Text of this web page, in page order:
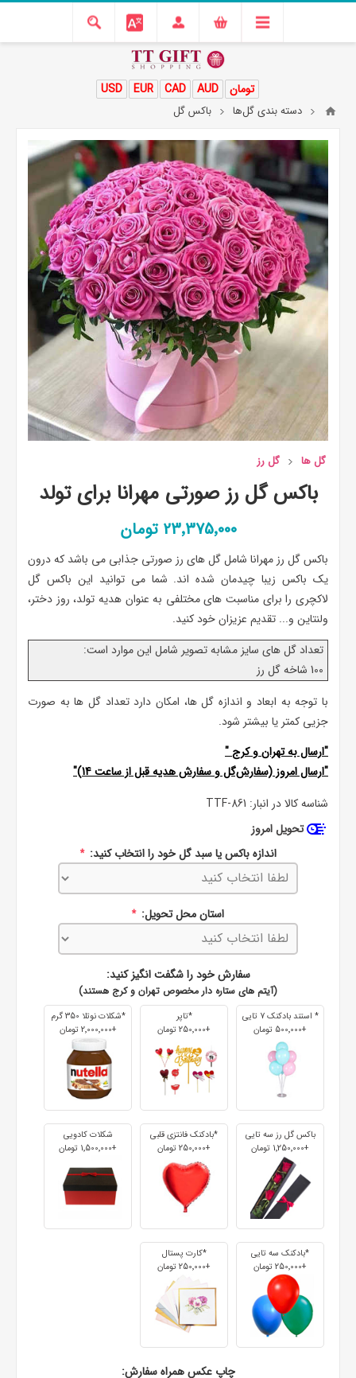
USD EUR CAD AUD تومان
دسته بندی گل‌ها باکس گل
گل ها گل رز
باکس گل رز صورتی مهرانا برای تولد
23٬375٬000 تومان
باکس گل رز مهرانا شامل گل های رز صورتی جذابی می باشد که درون
یک باکس زیبا چیدمان شده اند. شما می توانید این باکس گل
لاکچری را برای مناسبت های مختلفی به عنوان هدیه تولد، روز دختر،
ولنتاین و... تقدیم عزیزان خود کنید.
تعداد گل های سایز مشابه تصویر شامل این موارد است:
100 شاخه گل رز
با توجه به ابعاد و اندازه گل ها، امکان دارد تعداد گل ها به صورت
جزیی کمتر یا بیشتر شود.
"ارسال بهتهرانوکرج"
"ارسال امروز (سفارش‌گل و سفارش هدیه قبل از ساعت 14)"
شناسه کالا در انبار: TTF-861
تحویل امروز
اندازه باکس یا سبد گل خود را انتخاب کنید: *
استان محل تحویل: *
سفارش خود را شگفت انگیز کنید:
(آیتم های ستاره دار مخصوص تهران و کرج هستند)
* استند بادکنک 7 تایی
+500٬000 تومان
*تاپر
+250٬000 تومان
*شکلات نوتلا 350 گرم
+2٬000٬000 تومان
باکس گل رز سه تایی
+1٬250٬000 تومان
*بادکنک فانتزی قلبی
+250٬000 تومان
شکلات کادویی
+1٬500٬000 تومان
*بادکنک سه تایی
+250٬000 تومان
*کارت پستال
+250٬000 تومان
چاپ عکس همراه سفارش: